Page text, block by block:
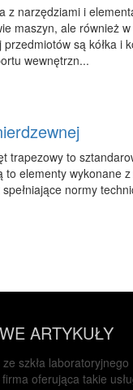
z narzędziami i
maszyn, ale również
są kółka i
wewnętrzn...
trapezowy to
to elementy wykonane
normy
ARTYKUŁY
szkła laboratoryjnego
oferująca takie